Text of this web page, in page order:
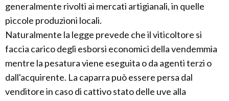
generalmente rivolti ai mercati artigianali, in quelle
piccole produzioni locali.
Naturalmente la legge prevede che il viticoltore si
faccia carico degli esborsi economici della vendemmia
mentre la pesatura viene eseguita o da agenti terzi o
dall'acquirente. La caparra può essere persa dal
venditore in caso di cattivo stato delle uve alla